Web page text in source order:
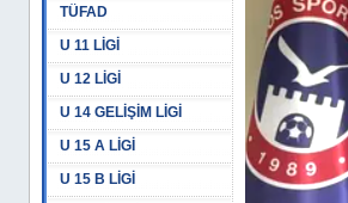
TÜFAD
U 11 LİGİ
U 12 LİGİ
U 14 GELİŞİM LİGİ
U 15 A LİGİ
U 15 B LİGİ